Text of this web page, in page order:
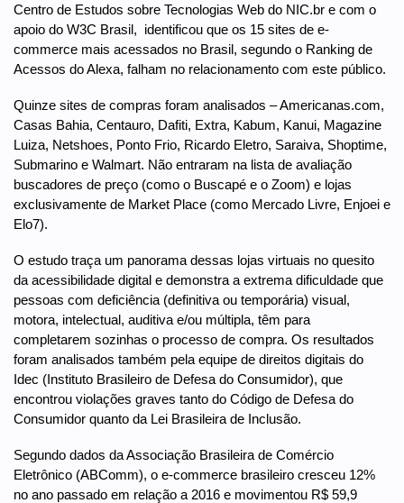
Centro de Estudos sobre Tecnologias Web do NIC.br e com o
apoio do W3C Brasil, identificou que os 15 sites de e-
commerce mais acessados no Brasil, segundo o Ranking de
Acessos do Alexa, falham no relacionamento com este público.
Quinze sites de compras foram analisados – Americanas.com,
Casas Bahia, Centauro, Dafiti, Extra, Kabum, Kanui, Magazine
Luiza, Netshoes, Ponto Frio, Ricardo Eletro, Saraiva, Shoptime,
Submarino e Walmart. Não entraram na lista de avaliação
buscadores de preço (como o Buscapé e o Zoom) e lojas
exclusivamente de Market Place (como Mercado Livre, Enjoei e
Elo7).
O estudo traça um panorama dessas lojas virtuais no quesito
da acessibilidade digital e demonstra a extrema dificuldade que
pessoas com deficiência (definitiva ou temporária) visual,
motora, intelectual, auditiva e/ou múltipla, têm para
completarem sozinhas o processo de compra. Os resultados
foram analisados também pela equipe de direitos digitais do
Idec (Instituto Brasileiro de Defesa do Consumidor), que
encontrou violações graves tanto do Código de Defesa do
Consumidor quanto da Lei Brasileira de Inclusão.
Segundo dados da Associação Brasileira de Comércio
Eletrônico (ABComm), o e-commerce brasileiro cresceu 12%
no ano passado em relação a 2016 e movimentou R$ 59,9